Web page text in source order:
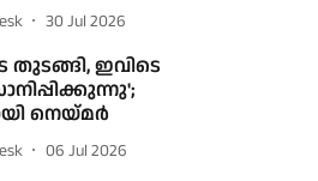
30 Jul 2026
തുടങ്ങി, ഇവിടെ
നെയ്മർ
06 Jul 2026